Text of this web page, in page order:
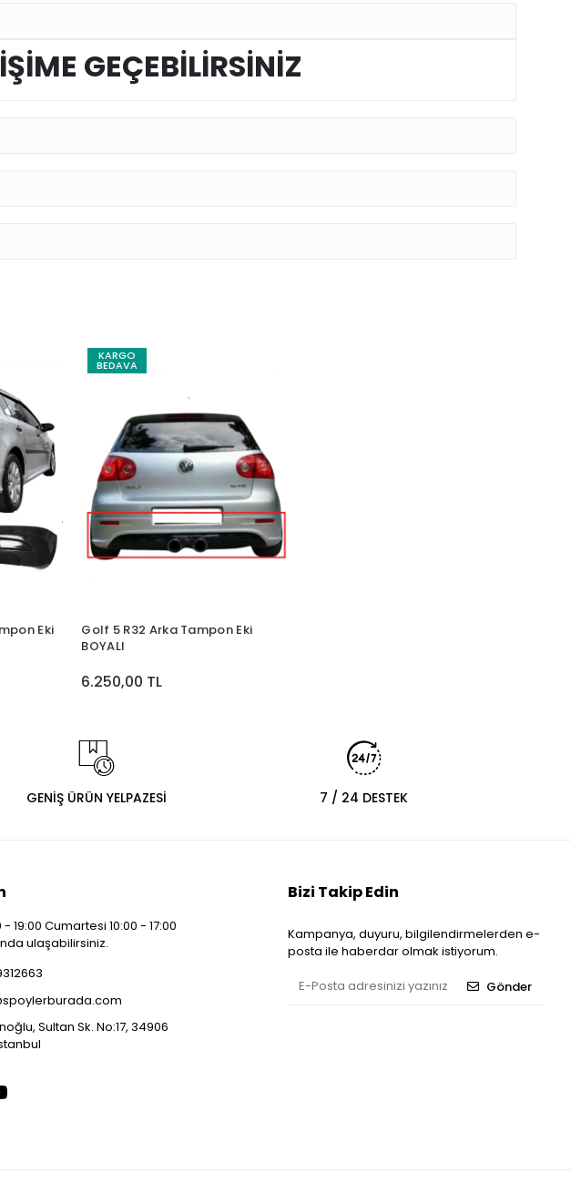
GEÇEBİLİRSİNİZ
Eki
KARGO
BEDAVA
Golf 5 R32 Arka Tampon Eki
BOYALI
6.250,00 TL
GENİŞ ÜRÜN YELPAZESİ 7 / 24 DESTEK
19:00 Cumartesi 10:00 - 17:00
ulaşabilirsiniz.
Sultan Sk. No:17, 34906
Bizi Takip Edin
Kampanya, duyuru, bilgilendirmelerden e-
posta ile haberdar olmak istiyorum.
Gönder